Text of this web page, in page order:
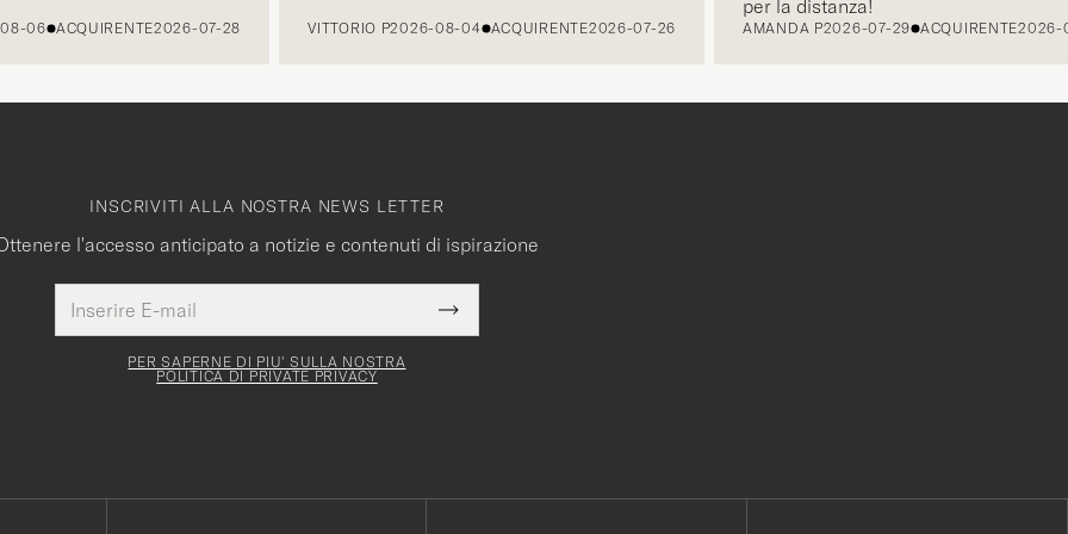
ACQUIRENTE2026-07-28 VITTORIO P 2026-08-04 ACQUIRENTE2026-07-26
per la distanza!
AMANDA P2026-07-29 ACQUIRENTE2026-07-
INSCRIVITI ALLA NOSTRA NEWS LETTER
l'accesso anticipato a notizie e contenuti di ispirazione
E-
mail
Questo
campo
Submit
Newsletter
PER SAPERNE DI PIU' SULLA NOSTRA
POLITICA DI PRIVATE PRIVACY